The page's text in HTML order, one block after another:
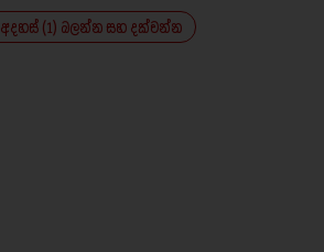
අදහස් (1) බලන්න සහ දක්වන්න